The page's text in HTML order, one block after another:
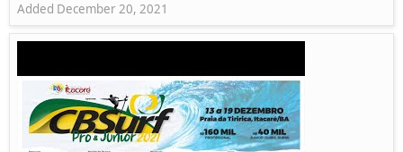
Added December 20, 2021